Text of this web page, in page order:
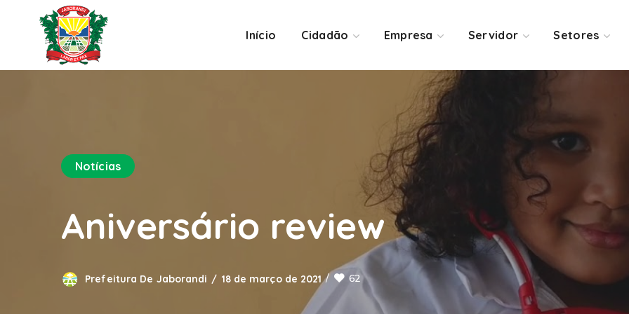
Início Cidadão Empresa Servidor Setores
Notícias
Aniversário review
Prefeitura De Jaborandi 18 de março de 2021 62